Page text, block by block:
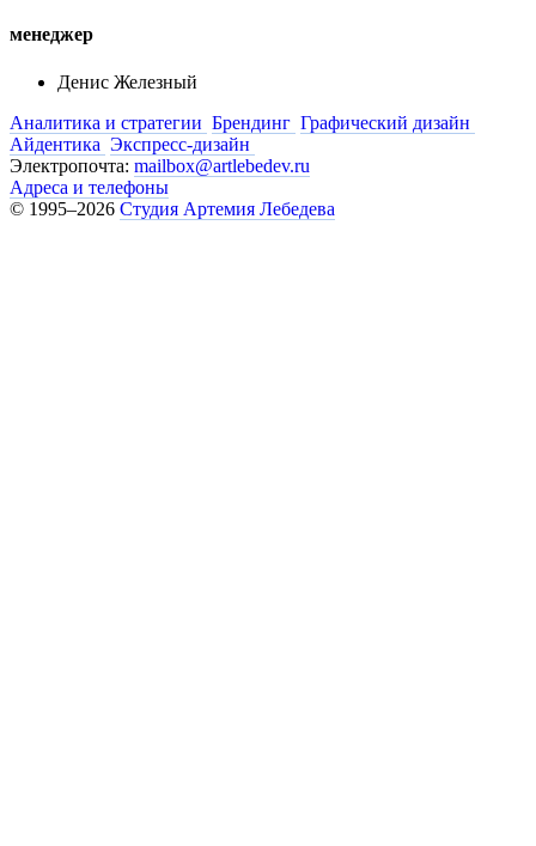
менеджер
Денис Железный
Аналитика и стратегии Брендинг Графический дизайн
Айдентика Экспресс-дизайн
Электропочта: mailbox@artlebedev.ru
Адреса и телефоны
© 1995–2026 Студия Артемия Лебедева